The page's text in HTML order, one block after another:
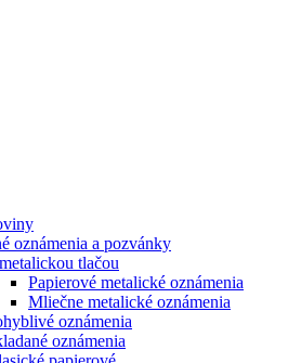
oznámenia a pozvánky
tlačou
Papierové metalické oznámenia
Mliečne metalické oznámenia
oznámenia
oznámenia